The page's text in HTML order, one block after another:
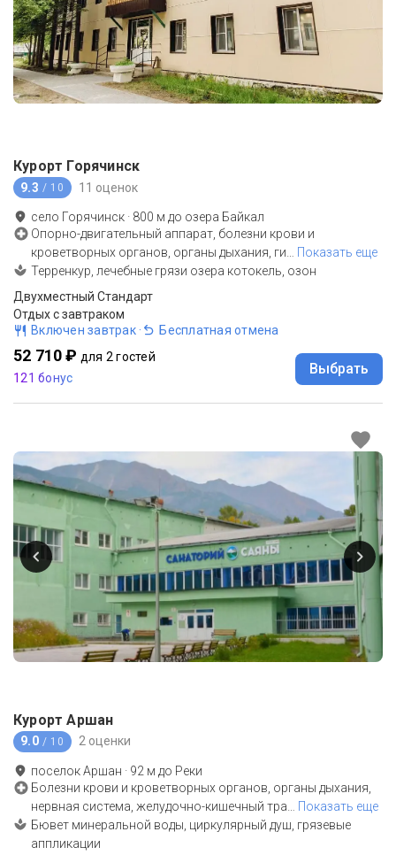
Курорт Горячинск
9.3 / 10 11 оценок
село Горячинск · 800 м до озера Байкал
Опорно-двигательный аппарат, болезни крови и
кроветворных органов, органы дыхания, ги… Показать еще
Терренкур, лечебные грязи озера котокель, озон
Двухместный Стандарт
Отдых с завтраком
Включен завтрак· Бесплатная отмена
52 710 ₽ для 2 гостей
121 бонус
Выбрать
Курорт Аршан
9.0 / 10 2 оценки
поселок Аршан · 92 м до Реки
Болезни крови и кроветворных органов, органы дыхания,
нервная система, желудочно-кишечный тра
Показать еще
Бювет минеральной воды, циркулярный душ, грязевые
аппликации